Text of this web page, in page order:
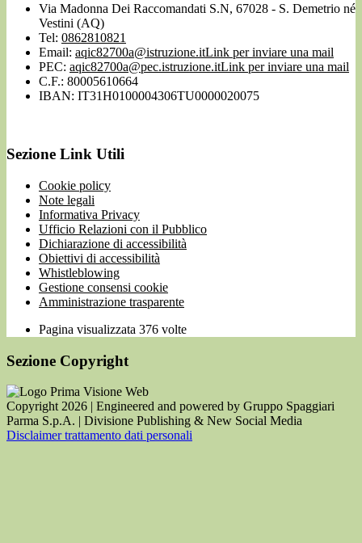
Via Madonna Dei Raccomandati S.N, 67028 - S. Demetrio né
Vestini (AQ)
Tel: 0862810821
Email: aqic82700a@istruzione.itLink per inviare una mail
PEC: aqic82700a@pec.istruzione.itLink per inviare una mail
C.F.: 80005610664
IBAN: IT31H0100004306TU0000020075
Sezione Link Utili
Cookie policy
Note legali
Informativa Privacy
Ufficio Relazioni con il Pubblico
Dichiarazione di accessibilità
Obiettivi di accessibilità
Whistleblowing
Gestione consensi cookie
Amministrazione trasparente
Pagina visualizzata 376 volte
Sezione Copyright
Copyright 2026 | Engineered and powered by Gruppo Spaggiari
Parma S.p.A. | Divisione Publishing & New Social Media
Disclaimer trattamento dati personali